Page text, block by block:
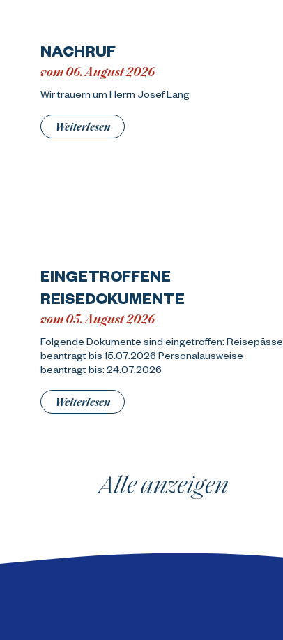
NACHRUF
vom 06. August 2026
Wir trauern um Herrn Josef Lang
Weiterlesen
EINGETROFFENE
REISEDOKUMENTE
vom 05. August 2026
Folgende Dokumente sind eingetroffen: Reisepässe
beantragt bis 15.07.2026 Personalausweise
beantragt bis: 24.07.2026
Weiterlesen
Alle anzeigen